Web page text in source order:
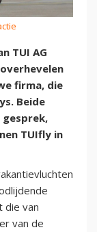
TUI AG
firma, die
Beide
TUIfly in
die van
van de